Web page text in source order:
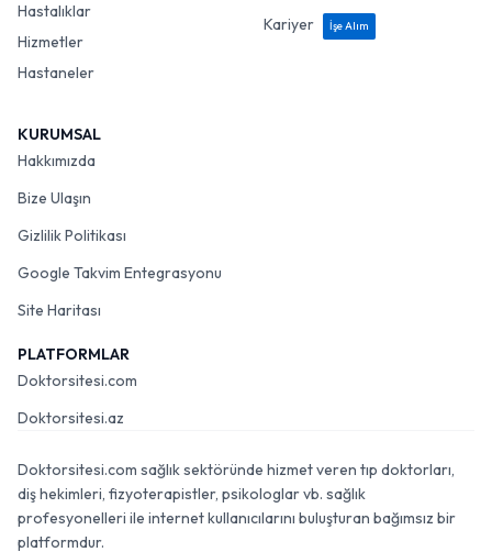
Hastalıklar
Hizmetler
Hastaneler
Kariyer
İşe Alım
KURUMSAL
Hakkımızda
Bize Ulaşın
Gizlilik Politikası
Google Takvim Entegrasyonu
Site Haritası
PLATFORMLAR
Doktorsitesi.com
Doktorsitesi.az
Doktorsitesi.com sağlık sektöründe hizmet veren tıp doktorları,
diş hekimleri, fizyoterapistler, psikologlar vb. sağlık
profesyonelleri ile internet kullanıcılarını buluşturan bağımsız bir
platformdur.